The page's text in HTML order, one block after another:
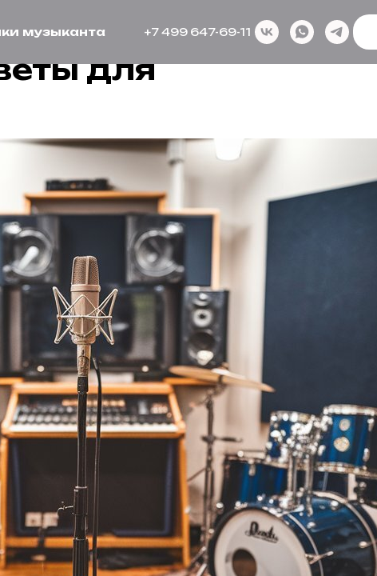
музыканта +7 499 647-69-11
для